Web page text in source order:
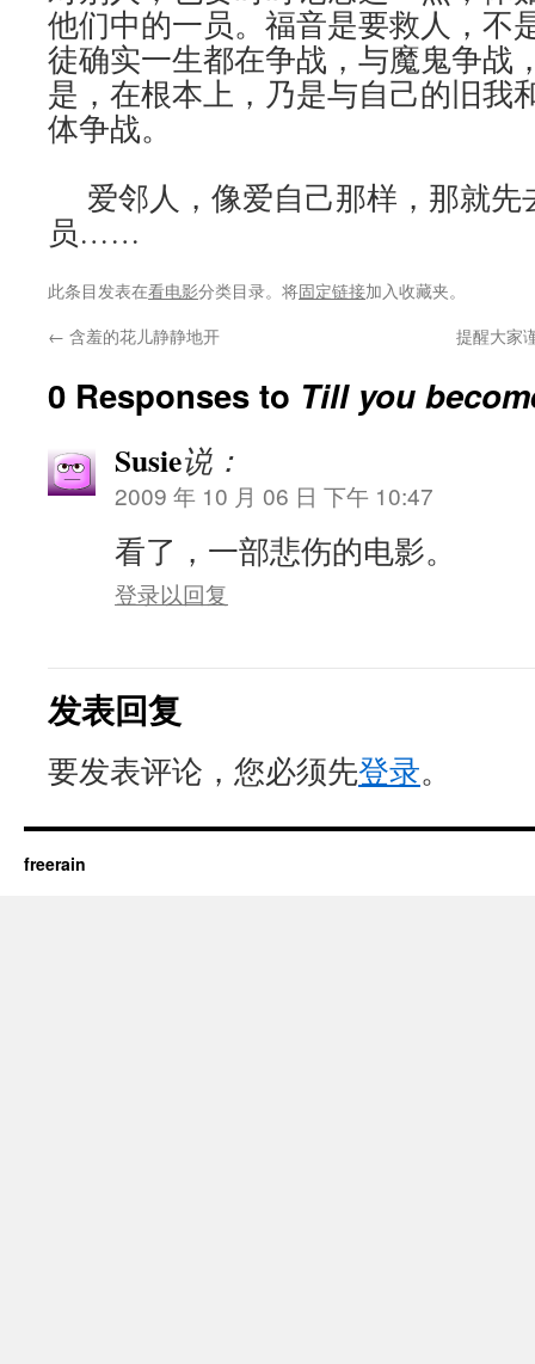
他们中的一员。福音是要救人，不
徒确实一生都在争战，与魔鬼争战
是，在根本上，乃是与自己的旧我
体争战。
爱邻人，像爱自己那样，那就先
员……
此条目发表在看电影分类目录。将固定链接加入收藏夹。
← 含羞的花儿静静地开 提醒大家
0 Responses to Till you
Susie说：
2009 年 10 月 06 日 下午 10:47
看了，一部悲伤的电影。
登录以回复
发表回复
要发表评论，您必须先登录。
freerain